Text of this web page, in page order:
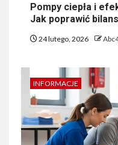
Pompy ciepła i
Jak poprawić
24 lutego, 2026
INFORMACJE